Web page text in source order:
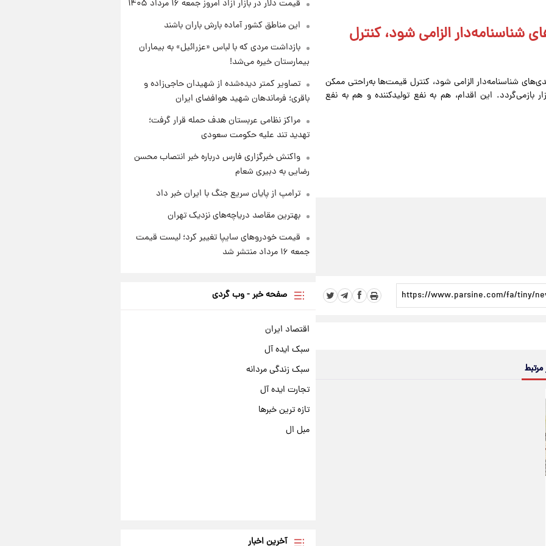
شناسنامه‌دار الزامی شود، کنترل
شناسنامه‌دار الزامی شود، کنترل قیمت‌ها به‌راحتی ممکن
بازمی‌گردد. این اقدام، هم به نفع تولیدکننده و هم به نفع
مرتبط
قیمت دلار در بازار آزاد امروز جمعه ۱۶ مرداد ۱۴۰۵
این مناطق کشور آماده بارش باران باشند
بازداشت مردی که با لباس «عزرائیل» به بیماران
بیمارستان خیره می‌شد!
تصاویر کمتر دیده‌شده از شهیدان حاجی‌زاده و
باقری؛ فرماندهان شهید هوافضای ایران
مراکز نظامی عربستان هدف حمله قرار گرفت؛
تهدید تند علیه حکومت سعودی
واکنش خبرگزاری فارس درباره خبر انتصاب محسن
رضایی به دبیری شعام
ترامپ از پایان سریع جنگ با ایران خبر داد
بهترین مقاصد دریاچه‌های نزدیک تهران
قیمت خودروهای سایپا تغییر کرد؛ لیست قیمت
جمعه ۱۶ مرداد منتشر شد
صفحه خبر - وب گردی
اقتصاد ایران
سبک ایده آل
سبک زندگی مردانه
تجارت ایده آل
تازه ترین خبرها
مبل ال
آخرین اخبار